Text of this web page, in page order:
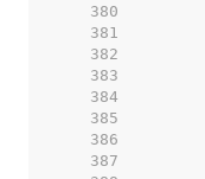
   380
   381
   382
   383
   384
   385
   386
   387